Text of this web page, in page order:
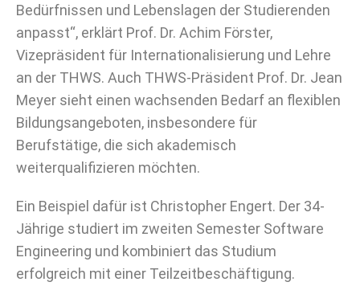
Bedürfnissen und Lebenslagen der Studierenden
anpasst“, erklärt Prof. Dr. Achim Förster,
Vizepräsident für Internationalisierung und Lehre
an der THWS. Auch THWS-Präsident Prof. Dr. Jean
Meyer sieht einen wachsenden Bedarf an flexiblen
Bildungsangeboten, insbesondere für
Berufstätige, die sich akademisch
weiterqualifizieren möchten.
Ein Beispiel dafür ist Christopher Engert. Der 34-
Jährige studiert im zweiten Semester Software
Engineering und kombiniert das Studium
erfolgreich mit einer Teilzeitbeschäftigung.